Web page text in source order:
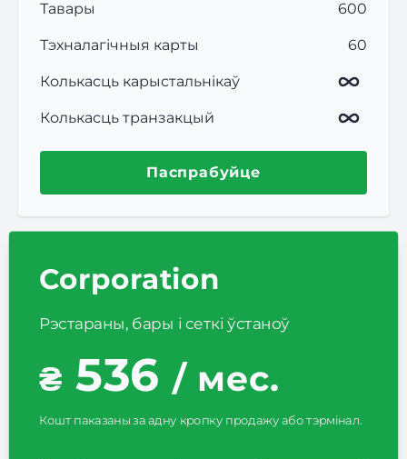
Тавары 600
Тэхналагічныя карты 60
Колькасць карыстальнікаў
Колькасць транзакцый
Паспрабуйце
Corporation
Рэстараны, бары і сеткі ўстаноў
₴ 536/ мес.
Кошт паказаны за адну кропку продажу або тэрмінал.